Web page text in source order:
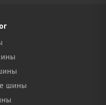
шины